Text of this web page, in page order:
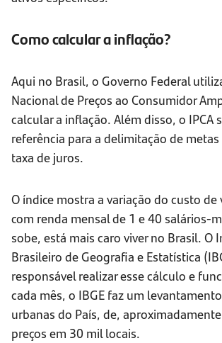
Como calcular a inflação?
Aqui no Brasil, o Governo Federal
Nacional de Preços ao Consumidor
calcular a inflação. Além disso, o IPCA
referência para a delimitação de
taxa de juros.
O índice mostra a variação do custo
com renda mensal de 1 e 40 salários-
sobe, está mais caro viver no Brasil. O
Brasileiro de Geografia e Estatística
responsável realizar esse cálculo e
cada mês, o IBGE faz um
urbanas do País, de,
preços em 30 mil locais.